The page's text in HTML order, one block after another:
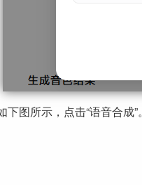
下图所示，点击“语音合成”。